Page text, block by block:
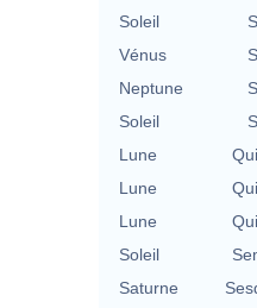
Soleil
Vénus
Neptune
Soleil
Lune
Lune
Lune
Soleil
Saturne